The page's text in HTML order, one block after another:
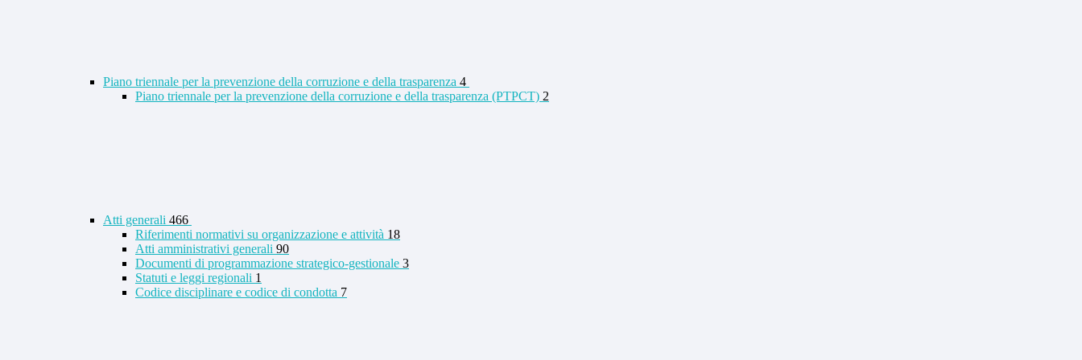
Piano triennale per la prevenzione della corruzione e della trasparenza 4
Piano triennale per la prevenzione della corruzione e della trasparenza (PTPCT) 2
Atti generali 466
Riferimenti normativi su organizzazione e attività 18
Atti amministrativi generali 90
Documenti di programmazione strategico-gestionale 3
Statuti e leggi regionali 1
Codice disciplinare e codice di condotta 7